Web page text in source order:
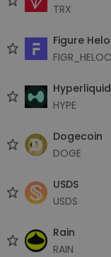
TRX
Figure
FIGR_HELOC
Hyperliquid
HYPE
Dogecoin
DOGE
USDS
USDS
Rain
RAIN